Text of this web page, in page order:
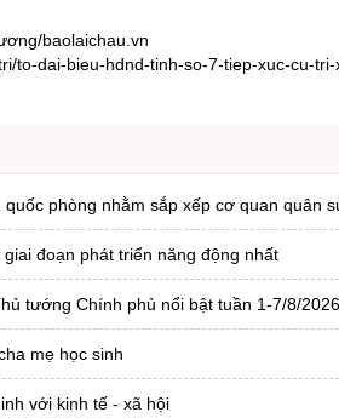
baolaichau.vn
to-dai-bieu-hdnd-tinh-so-7-tiep-xuc-cu-
phòng nhằm sắp xếp cơ quan quân
đoạn phát triển năng động nhất
tướng Chính phủ nổi bật tuần 1-7/8/2026
mẹ học sinh
với kinh tế - xã hội